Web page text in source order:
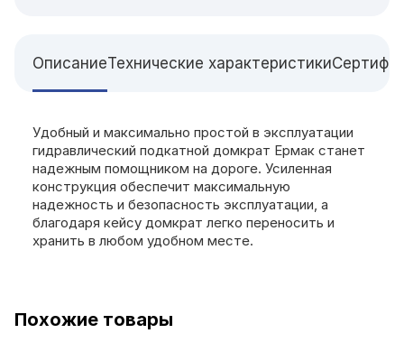
ОписаниеТехнические характеристики
Удобный и максимально простой в эксплуатации
гидравлический подкатной домкрат Ермак станет
надежным помощником на дороге. Усиленная
конструкция обеспечит максимальную
надежность и безопасность эксплуатации, а
благодаря кейсу домкрат легко переносить и
хранить в любом удобном месте.
Похожие товары